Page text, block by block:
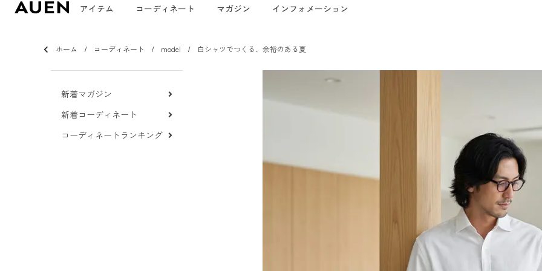
アイテム コーディネート マガジン インフォメーション
ホーム コーディネート model 白シャツでつくる、余裕のある夏
新着マガジン
新着コーディネート
コーディネートランキング